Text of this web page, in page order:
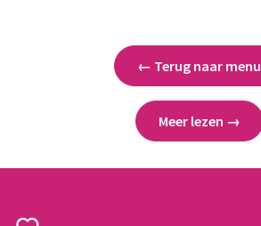
← Terug naar menu
Meer lezen →